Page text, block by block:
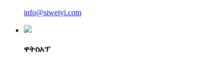
info@siweiyi.com
ዋትስአፕ